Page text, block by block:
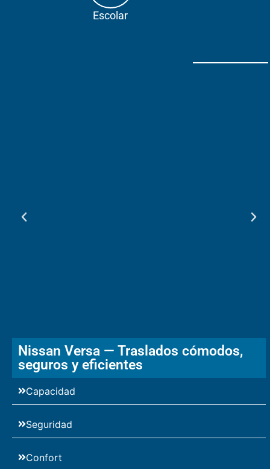
Escolar
Nissan Versa — Traslados cómodos,
seguros y eficientes
Capacidad
Seguridad
Confort